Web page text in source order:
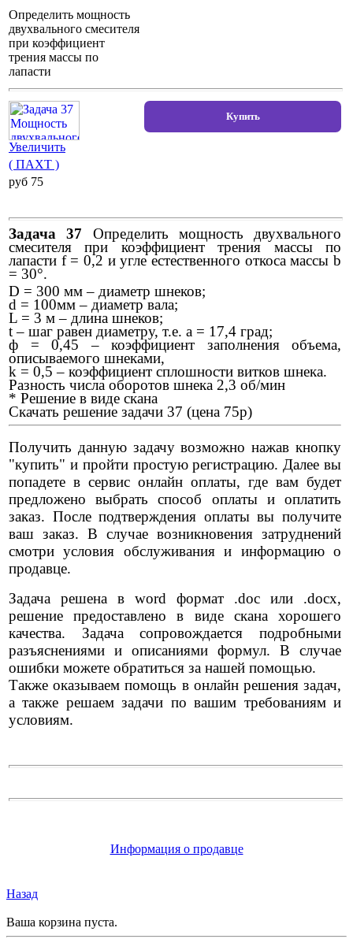
Определить мощность
двухвального смесителя
при коэффициент
трения массы по
лапасти
Увеличить
( ПАХТ )
pуб 75
Задача 37 Определить мощность двухвального
смесителя при коэффициент трения массы по
лапасти f = 0,2 и угле естественного откоса массы b
= 30°.
D = 300 мм – диаметр шнеков;
d = 100мм – диаметр вала;
L = 3 м – длина шнеков;
t – шаг равен диаметру, т.е. а = 17,4 град;
ф = 0,45 – коэффициент заполнения объема,
описываемого шнеками,
k = 0,5 – коэффициент сплошности витков шнека.
Разность числа оборотов шнека 2,3 об/мин
* Решение в виде скана
Скачать решение задачи 37 (цена 75р)
Получить данную задачу возможно нажав кнопку
"купить" и пройти простую регистрацию. Далее вы
попадете в сервис онлайн оплаты, где вам будет
предложено выбрать способ оплаты и оплатить
заказ. После подтверждения оплаты вы получите
ваш заказ. В случае возникновения затруднений
смотри условия обслуживания и информацию о
продавце.
Задача решена в word формат .doc или .docx,
решение предоставлено в виде скана хорошего
качества. Задача сопровождается подробными
разъяснениями и описаниями формул. В случае
ошибки можете обратиться за нашей помощью.
Также оказываем помощь в онлайн решения задач,
а также решаем задачи по вашим требованиям и
условиям.
Информация о продавце
Назад
Ваша корзина пуста.